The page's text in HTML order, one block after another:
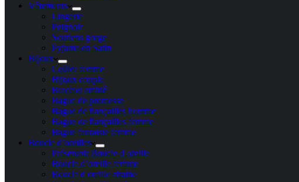
Vêtements
Lingerie
Peignoir
Soutiens gorge
Pyjama en Satin
Bijoux
Collier femme
Bijoux couple
Bracelet amitié
Bague de promesse
Bague de fiançailles homme
Bague de fiançailles femme
Bague fantaisie femme
Boucle d’oreilles
Présentoir Boucle d oreille
Boucle d’oreille femme
Boucle d oreille chaine